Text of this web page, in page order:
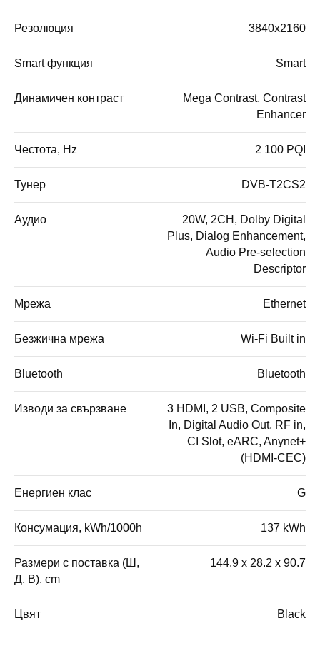
Резолюция 3840x2160
Smart функция Smart
Динамичен контраст
Mega Contrast, Contrast
Enhancer
Честота, Hz 2 100 PQI
Тунер DVB-T2CS2
Аудио
20W, 2CH, Dolby Digital
Plus, Dialog Enhancement,
Audio Pre-selection
Descriptor
Мрежа Ethernet
Безжична мрежа Wi-Fi Built in
Bluetooth Bluetooth
Изводи за свързване
3 HDMI, 2 USB, Composite
In, Digital Audio Out, RF in,
CI Slot, eARC, Anynet+
(HDMI-CEC)
Енергиен клас G
Консумация, kWh/1000h 137 kWh
Размери с поставка (Ш,
Д, В), cm
144.9 x 28.2 x 90.7
Цвят Black